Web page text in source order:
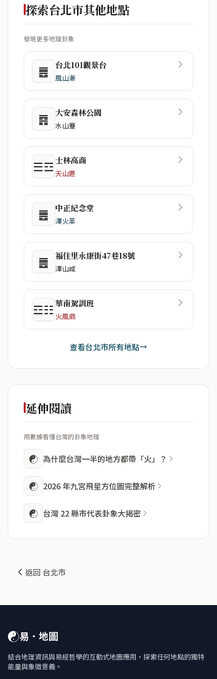
探索台北市其他地點
發現更多地理卦象
䷌ 台北101觀景台
風山漸
䷴ 大安森林公園
水山蹇
☰☲士林高商
天山遯
䷌ 中正紀念堂
澤火革
䷌ 福住里永康街47巷18號
澤山咸
☲☷華南駕訓班
火風鼎
查看台北市所有地點
延伸閱讀
用數據看懂台灣的卦象地理
☯ 為什麼台灣一半的地方都帶「火」？
☯ 2026 年九宮飛星方位圖完整解析
☯ 台灣 22 縣市代表卦象大揭密
返回 台北市
☯易．地圖
結合地理資訊與易經哲學的互動式地圖應用，探索任何地點的獨特
能量與象徵意義。